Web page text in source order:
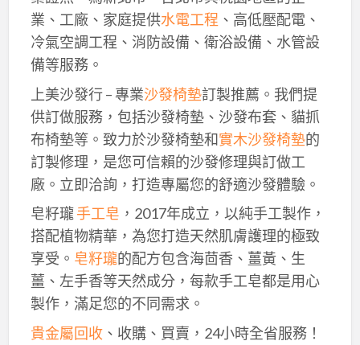
業、工廠、家庭提供水電工程 、高低壓配電、
冷氣空調工程、消防設備、衛浴設備、水管設
備等服務。
上美沙發行 – 專業沙發椅墊訂製推薦。我們提
供訂做服務，包括沙發椅墊、沙發布套、貓抓
布椅墊等。致力於沙發椅墊和實木沙發椅墊的
訂製修理，是您可信賴的沙發修理與訂做工
廠。立即洽詢，打造專屬您的舒適沙發體驗。
皂籽瓏手工皂 ，2017年成立，以純手工製作，
搭配植物精華，為您打造天然肌膚護理的極致
享受。 皂籽瓏的配方包含海茴香、薑黃、生
薑、左手香等天然成分，每款手工皂都是用心
製作，滿足您的不同需求。
貴金屬回收、收購、買賣，24小時全省服務！